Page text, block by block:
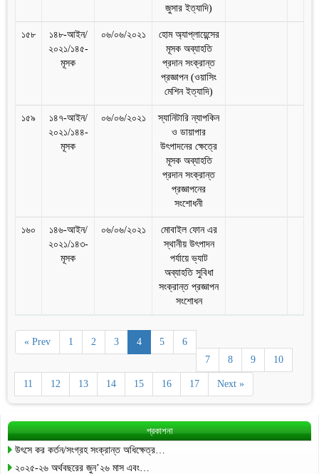
জুসার ইত্যাদি)
১৫৮
১৪৮-আইন/
২০২১/১৪৫-
মূসক
০৬/০৬/২০২১
হোম অ্যাপ্লায়েন্সের
মূসক অব্যাহতি
প্রদান সংক্রান্ত
প্রজ্ঞাপন (ওয়াসিং
মেশিন ইত্যাদি)
১৫৯
১৪৭-আইন/
২০২১/১৪৪-
মূসক
০৬/০৬/২০২১
স্যানিটারি ন্যাপকিন
ও ডায়াপার
উৎপাদনের ক্ষেত্রে
মূসক অব্যাহতি
প্রদান সংক্রান্ত
প্রজ্ঞাপনের
সংশোধনী
১৬০
১৪৬-আইন/
২০২১/১৪৩-
মূসক
০৬/০৬/২০২১
মোবাইল ফোন এর
স্থানীয় উৎপাদন
পর্যায়ে ভ্যাট
অব্যাহতি সুবিধা
সংক্রান্ত প্রজ্ঞাপন
সংশোধন
« Prev 1 2 3 4 5
6
7
8 9 10
11 12 13 14 15 16 17 Next »
প্রকাশনা
উৎসে কর কর্তন/সংগ্রহ সংক্রান্ত অধিক্ষেত্র…
২০২৫-২৬ অর্থবছরের জুন’২৬ মাস এবং…